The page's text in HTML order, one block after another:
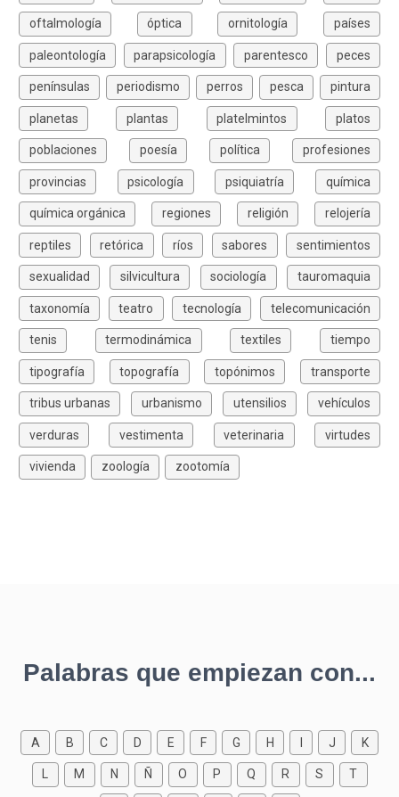
oftalmología óptica ornitología países
paleontología parapsicología parentesco peces
penínsulas periodismo perros pesca pintura
planetas plantas platelmintos platos
poblaciones poesía política profesiones
provincias psicología psiquiatría química
química orgánica regiones religión relojería
reptiles retórica ríos sabores sentimientos
sexualidad silvicultura sociología tauromaquia
taxonomía teatro tecnología telecomunicación
tenis termodinámica textiles tiempo
tipografía topografía topónimos transporte
tribus urbanas urbanismo utensilios vehículos
verduras vestimenta veterinaria virtudes
vivienda zoología zootomía
Palabras que empiezan con...
A B C D E F G H I J K
M N Ñ O P Q R S T